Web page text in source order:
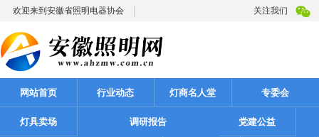
欢迎来到安徽省照明电器协会 关注我们
网站首页 行业动态 灯商名人堂 专委会
灯具卖场 调研报告 党建公益